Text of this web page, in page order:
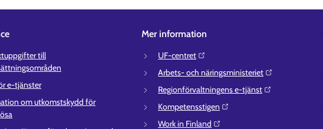
till
e-tjänster
om utkomstskydd för
Mer information
UF-centret⁠
Arbets- och näringsministeriet⁠
Regionförvaltningens e-tjänst⁠
Kompetensstigen⁠
Work in Finland⁠